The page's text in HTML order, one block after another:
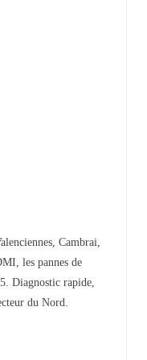
Cambrai,
les pannes de
Diagnostic rapide,
du Nord.